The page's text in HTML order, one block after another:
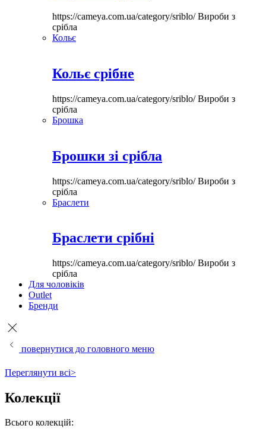
https://cameya.com.ua/category/sriblo/Вироби з
срібла
Кольє
Кольє срібне
https://cameya.com.ua/category/sriblo/Вироби з
срібла
Брошка
Брошки зі срібла
https://cameya.com.ua/category/sriblo/Вироби з
срібла
Браслети
Браслети срібні
https://cameya.com.ua/category/sriblo/Вироби з
срібла
Для чоловіків
Outlet
Бренди
повернутися до головного меню
Переглянути всі>
Колекції
Всього колекцій: